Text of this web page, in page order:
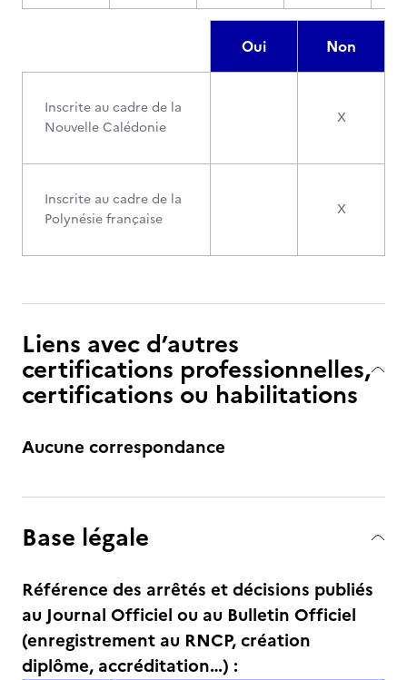
Oui Non
Inscrite au cadre de la
Nouvelle Calédonie
X
Inscrite au cadre de la
Polynésie française
X
Liens avec d’autres
certifications professionnelles,
certifications ou habilitations
Aucune correspondance
Base légale
Référence des arrêtés et décisions publiés
au Journal Officiel ou au Bulletin Officiel
(enregistrement au RNCP, création
diplôme, accréditation…) :